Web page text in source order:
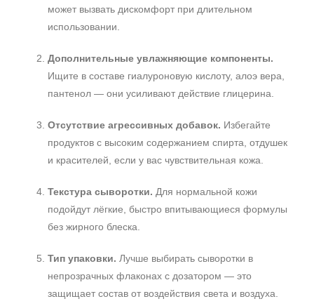
может вызвать дискомфорт при длительном
использовании.
Дополнительные увлажняющие компоненты.
Ищите в составе гиалуроновую кислоту, алоэ вера,
пантенол — они усиливают действие глицерина.
Отсутствие агрессивных добавок. Избегайте
продуктов с высоким содержанием спирта, отдушек
и красителей, если у вас чувствительная кожа.
Текстура сыворотки. Для нормальной кожи
подойдут лёгкие, быстро впитывающиеся формулы
без жирного блеска.
Тип упаковки. Лучше выбирать сыворотки в
непрозрачных флаконах с дозатором — это
защищает состав от воздействия света и воздуха.